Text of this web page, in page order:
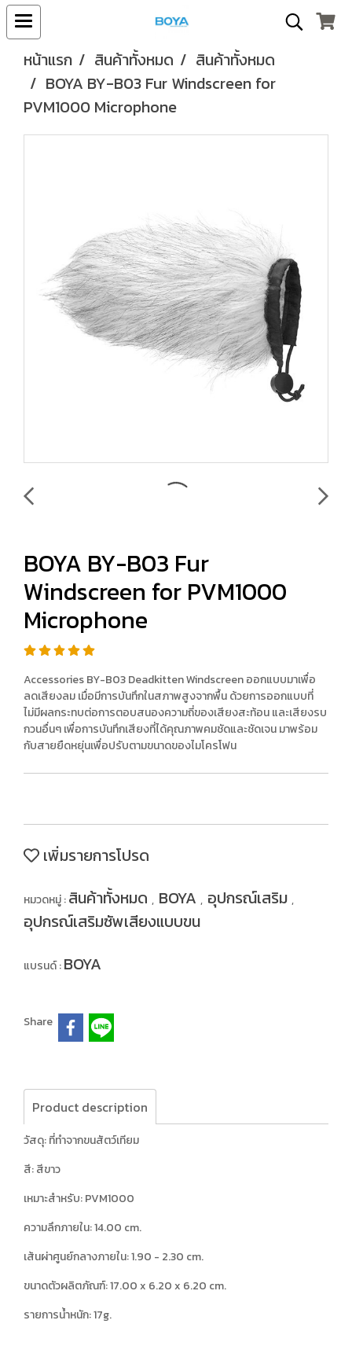
หน้าแรก สินค้าทั้งหมด
สินค้าทั้งหมด
BOYA BY-B03 Fur Windscreen for
PVM1000 Microphone
BOYA BY-B03 Fur
Windscreen for PVM1000
Microphone
Accessories BY-B03 Deadkitten Windscreen ออกแบบมาเพื่อ
ลดเสียงลม เมื่อมีการบันทึกในสภาพสูงจากพื้น ด้วยการออกแบบที่
ไม่มีผลกระทบต่อการตอบสนองความถี่ของเสียงสะท้อน และเสียงรบ
กวนอื่นๆ เพื่อการบันทึกเสียงที่ได้คุณภาพคมชัดและชัดเจน มาพร้อม
กับสายยืดหยุ่นเพื่อปรับตามขนาดของไมโครโฟน
เพิ่มรายการโปรด
หมวดหมู่ :สินค้าทั้งหมด , BOYA , อุปกรณ์เสริม ,
อุปกรณ์เสริมซัพเสียงแบบขน
แบรนด์ :BOYA
Share
Product description
วัสดุ: ที่ทำจากขนสัตว์เทียม
สี: สีขาว
เหมาะสำหรับ: PVM1000
ความลึกภายใน: 14.00 cm.
เส้นผ่าศูนย์กลางภายใน: 1.90 - 2.30 cm.
ขนาดตัวผลิตภัณฑ์: 17.00 x 6.20 x 6.20 cm.
รายการน้ำหนัก: 17g.